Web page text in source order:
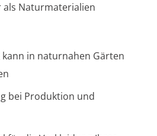
als Naturmaterialien
in naturnahen Gärten
bei Produktion und